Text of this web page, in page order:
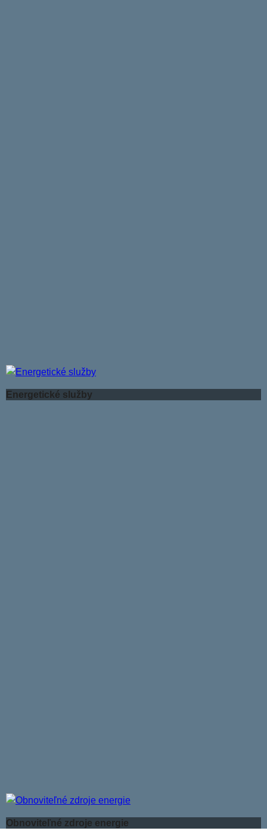
Energetické služby
Obnoviteľné zdroje energie